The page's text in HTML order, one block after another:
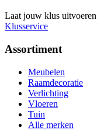
Laat jouw klus
Klusservice
Assortiment
Meubelen
Raamdecoratie
Verlichting
Vloeren
Tuin
Alle merken